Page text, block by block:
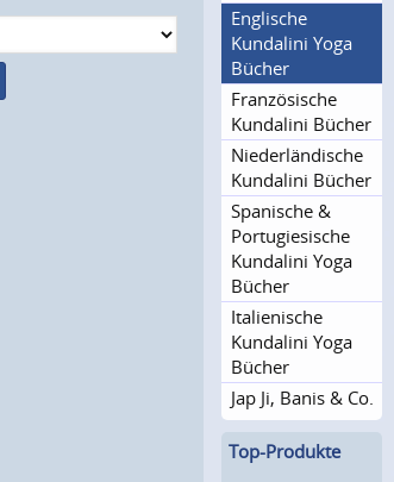
Englische
Kundalini Yoga
Bücher
Französische
Kundalini Bücher
Niederlän­dische
Kundalini Bücher
Spanische &
Portugie­sische
Kundalini Yoga
Bücher
Italienische
Kundalini Yoga
Bücher
Jap Ji, Banis & Co.
Top-Produkte